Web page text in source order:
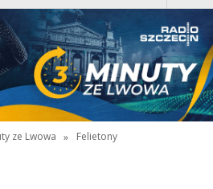
ze Lwowa » Felietony